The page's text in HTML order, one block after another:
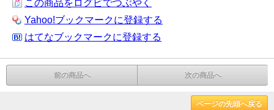
この商品をログピでつぶやく
Yahoo!ブックマークに登録する
はてなブックマークに登録する
前の商品へ 次の商品へ
ページの先頭へ戻る